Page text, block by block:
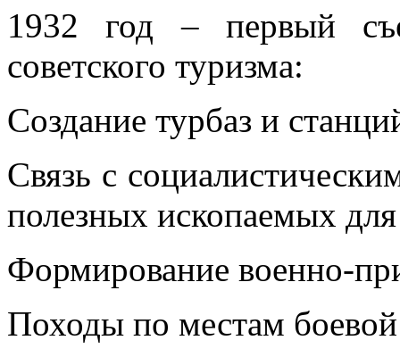
1932 год – первый
советского туризма:
Создание турбаз и
Связь с
полезных ископаемых
Формирование военно-
Походы по местам